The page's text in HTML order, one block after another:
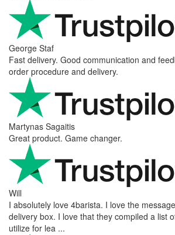
George Staf
Fast delivery. Good communication and
order procedure and delivery.
Martynas Sagaitis
Great product. Game changer.
Will
I absolutely love 4barista. I love the
delivery box. I love that they compiled a list
utilize for lea ...